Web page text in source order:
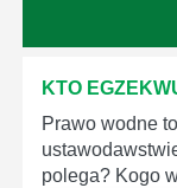
KTO
Prawo wodne
polega? Kogo